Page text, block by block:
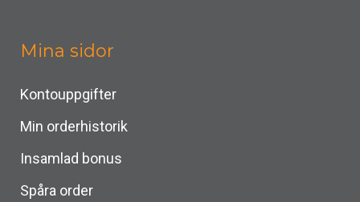
Mina sidor
Kontouppgifter
Min orderhistorik
Insamlad bonus
Spåra order